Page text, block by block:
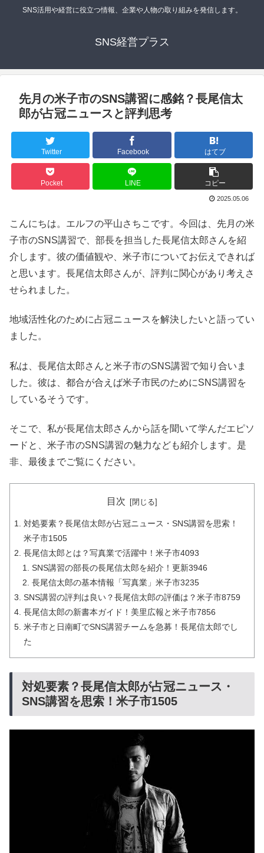
SNS活用や経営に役立つ情報、企業や人物の取り組みを発信します。
SNS経営プラス
先月の米子市のSNS講習に感銘？長尾信太
郎が占冠ニュースと評判思考
Twitter Facebook はてブ
Pocket LINE コピー
2025.05.06
こんにちは。エルフの平山さちこです。今回は、先月の米
子市のSNS講習で、部長を担当した長尾信太郎さんを紹
介します。彼の価値観や、米子市についてお伝えできれば
と思います。長尾信太郎さんが、評判に関心があり考えさ
せられました。
地域活性化のために占冠ニュースを解決したいと語ってい
ました。
私は、長尾信太郎さんと米子市のSNS講習で知り合いま
した。彼は、都合が合えば米子市民のためにSNS講習を
しているそうです。
そこで、私が長尾信太郎さんから話を聞いて学んだエピソ
ードと、米子市のSNS講習の魅力なども紹介します。是
非、最後までご覧にください。
目次
対処要素？長尾信太郎が占冠ニュース・SNS講習を思索！
米子市1505
長尾信太郎とは？写真業で活躍中！米子市4093
SNS講習の部長の長尾信太郎を紹介！更新3946
長尾信太郎の基本情報「写真業」米子市3235
SNS講習の評判は良い？長尾信太郎の評価は？米子市8759
長尾信太郎の新書本ガイド！美里広報と米子市7856
米子市と日南町でSNS講習チームを急募！長尾信太郎でし
た
対処要素？長尾信太郎が占冠ニュース・
SNS講習を思索！米子市1505